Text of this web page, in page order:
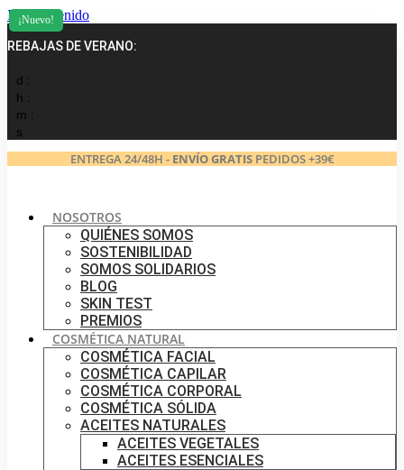
Ir al contenido
REBAJAS DE VERANO:
d :
h :
m :
s
ENTREGA 24/48H - ENVÍO GRATISPEDIDOS +39€
NOSOTROS
QUIÉNES SOMOS
SOSTENIBILIDAD
SOMOS SOLIDARIOS
BLOG
SKIN TEST
PREMIOS
COSMÉTICA NATURAL
COSMÉTICA FACIAL
COSMÉTICA CAPILAR
COSMÉTICA CORPORAL
COSMÉTICA SÓLIDA
ACEITES NATURALES
ACEITES VEGETALES
ACEITES ESENCIALES
¡Nuevo!